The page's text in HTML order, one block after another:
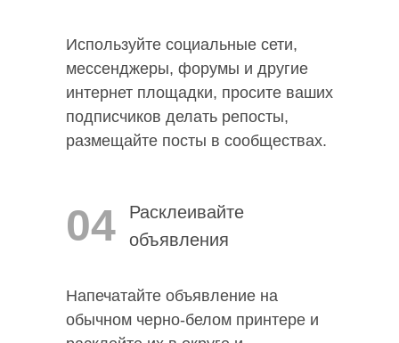
04
Расклеивайте
объявления
Напечатайте объявление на
обычном черно-белом принтере и
Используйте социальные сети,
мессенджеры, форумы и другие
интернет площадки, просите ваших
подписчиков делать репосты,
размещайте посты в сообществах.